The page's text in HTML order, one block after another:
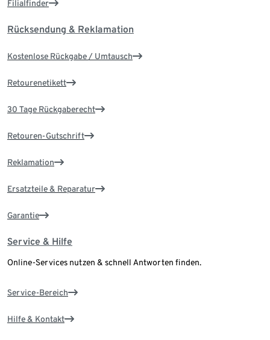
Filialfinder
Rücksendung & Reklamation
Kostenlose Rückgabe / Umtausch
Retourenetikett
30 Tage Rückgaberecht
Retouren-Gutschrift
Reklamation
Ersatzteile & Reparatur
Garantie
Service & Hilfe
Online-Services nutzen & schnell Antworten finden.
Service-Bereich
Hilfe & Kontakt